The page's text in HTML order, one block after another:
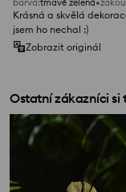
barva:tmavě zelená
Krásná a skvělá
jsem ho nechal :)
Zobrazit originál
Ostatní zákazníci si